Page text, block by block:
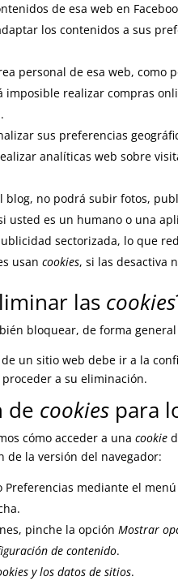
de esa web en
los contenidos a sus
personal de esa web, como
imposible realizar compras
sus preferencias
analíticas web sobre
blog, no podrá subir fotos,
usted es un humano o una
sectorizada, lo que
usancookies, si las desactiva
las cookies
bloquear, de forma
de un sitio web debe ir a la
a su eliminación.
de cookies para
cómo acceder a unacookie
de la versión del navegador:
Preferencias mediante el
pinche la opciónMostrar
de contenido.
y los datos de sitios.